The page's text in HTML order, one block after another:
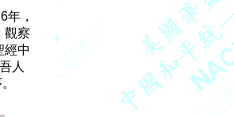
年，
觀察
經中
人